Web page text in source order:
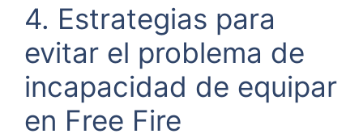
4. Estrategias para
evitar el problema de
incapacidad de equipar
en Free Fire